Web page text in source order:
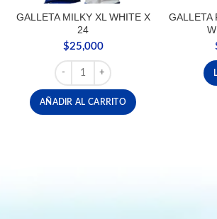
GALLETA MILKY XL WHITE X
24
$25,000
GALLETA MILKY XL WHITE X 24
AÑADIR AL CARRITO
GALLETA